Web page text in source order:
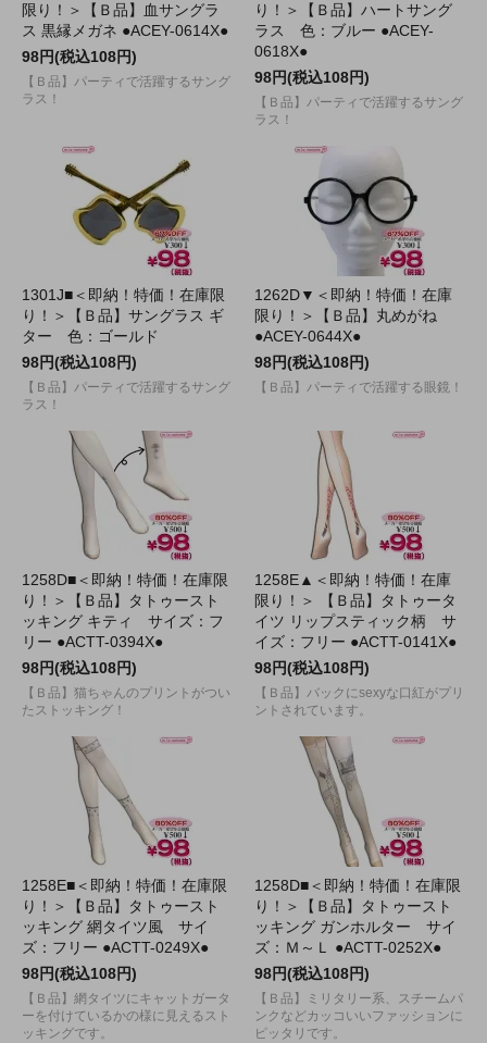
限り！＞【Ｂ品】血サングラ
ス 黒縁メガネ ●ACEY-0614X●
98円(税込108円)
【Ｂ品】パーティで活躍するサング
ラス！
り！＞【Ｂ品】ハートサング
ラス 色：ブルー ●ACEY-
0618X●
98円(税込108円)
【Ｂ品】パーティで活躍するサング
ラス！
1301J■＜即納！特価！在庫限
り！＞【Ｂ品】サングラス ギ
ター 色：ゴールド
98円(税込108円)
【Ｂ品】パーティで活躍するサング
ラス！
1262D▼＜即納！特価！在庫
限り！＞【Ｂ品】丸めがね
●ACEY-0644X●
98円(税込108円)
【Ｂ品】パーティで活躍する眼鏡！
1258D■＜即納！特価！在庫限
り！＞【Ｂ品】タトゥースト
ッキング キティ サイズ：フ
リー ●ACTT-0394X●
98円(税込108円)
【Ｂ品】猫ちゃんのプリントがつい
たストッキング！
1258E▲＜即納！特価！在庫
限り！＞ 【Ｂ品】タトゥータ
イツ リップスティック柄 サ
イズ：フリー ●ACTT-0141X●
98円(税込108円)
【Ｂ品】バックにsexyな口紅がプリ
ントされています。
1258E■＜即納！特価！在庫限
り！＞【Ｂ品】タトゥースト
ッキング 網タイツ風 サイ
ズ：フリー ●ACTT-0249X●
98円(税込108円)
【Ｂ品】網タイツにキャットガータ
ーを付けているかの様に見えるスト
ッキングです。
1258D■＜即納！特価！在庫限
り！＞【Ｂ品】タトゥースト
ッキング ガンホルター サイ
ズ：Ｍ～Ｌ ●ACTT-0252X●
98円(税込108円)
【Ｂ品】ミリタリー系、スチームパ
ンクなどカッコいいファッションに
ピッタリです。